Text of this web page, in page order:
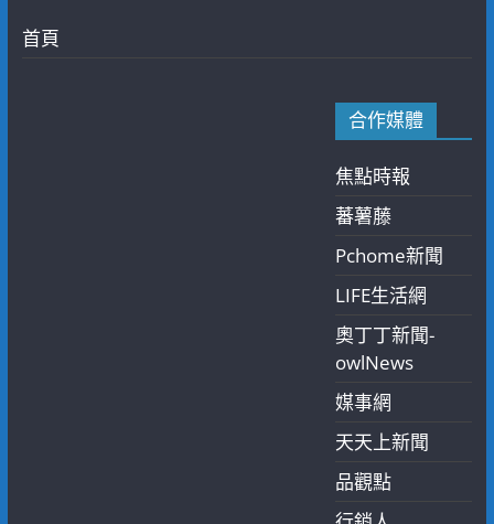
首頁
合作媒體
焦點時報
蕃薯藤
Pchome新聞
LIFE生活網
奧丁丁新聞-
owlNews
媒事網
天天上新聞
品觀點